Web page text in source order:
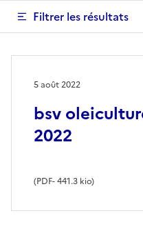
Filtrer les résultats
bsv
2022
5 août 2022
(PDF- 441.3 kio)